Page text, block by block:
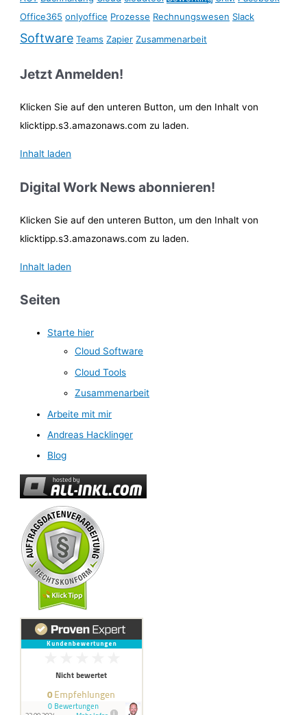
Office365 onlyoffice Prozesse Rechnungswesen Slack
Software Teams Zapier Zusammenarbeit
Jetzt Anmelden!
Klicken Sie auf den unteren Button, um den Inhalt von
klicktipp.s3.amazonaws.com zu laden.
Inhalt laden
Digital Work News abonnieren!
Klicken Sie auf den unteren Button, um den Inhalt von
klicktipp.s3.amazonaws.com zu laden.
Inhalt laden
Seiten
Starte hier
Cloud Software
Cloud Tools
Zusammenarbeit
Arbeite mit mir
Andreas Hacklinger
Blog